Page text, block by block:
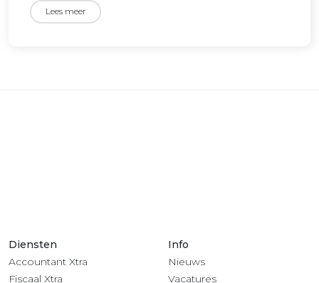
Lees meer
Diensten
Accountant Xtra
Fiscaal Xtra
Info
Nieuws
Vacatures